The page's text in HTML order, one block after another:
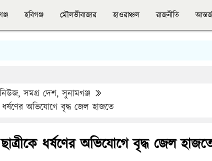
হবিগঞ্জ মৌলভীবাজার হাওরাঞ্চল রাজনীতি
,সমগ্র দেশ,সুনামগঞ্জ
ধর্ষণের অভিযোগে বৃদ্ধ জেল হাজতে
ধর্ষণের অভিযোগে বৃদ্ধ জেল